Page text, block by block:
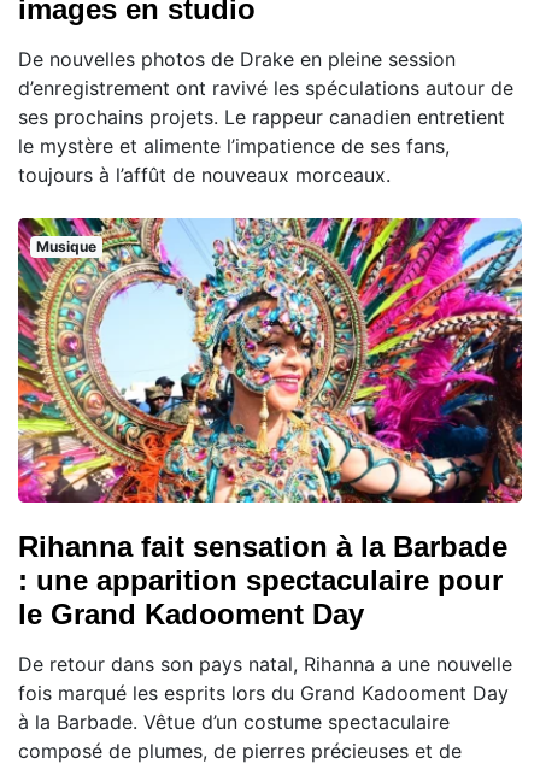
images en studio
De nouvelles photos de Drake en pleine session
d’enregistrement ont ravivé les spéculations autour de
ses prochains projets. Le rappeur canadien entretient
le mystère et alimente l’impatience de ses fans,
toujours à l’affût de nouveaux morceaux.
Musique
Rihanna fait sensation à la Barbade
: une apparition spectaculaire pour
le Grand Kadooment Day
De retour dans son pays natal, Rihanna a une nouvelle
fois marqué les esprits lors du Grand Kadooment Day
à la Barbade. Vêtue d’un costume spectaculaire
composé de plumes, de pierres précieuses et de